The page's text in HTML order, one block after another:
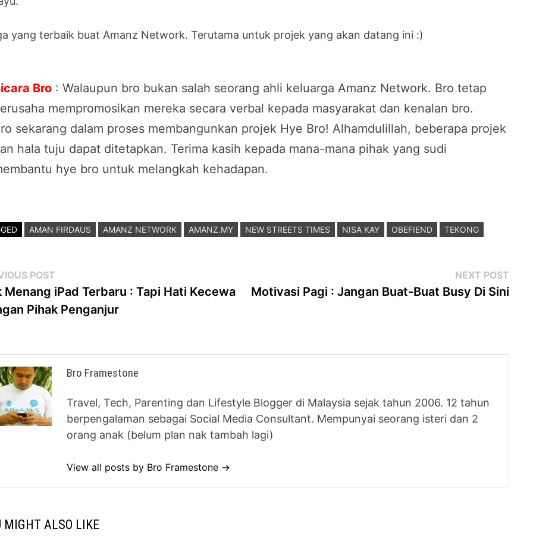
yang terbaik buat Amanz Network. Terutama untuk projek yang akan datang ini :)
Bro : Walaupun bro bukan salah seorang ahli keluarga Amanz Network. Bro tetap
mempromosikan mereka secara verbal kepada masyarakat dan kenalan bro.
sekarang dalam proses membangunkan projek Hye Bro! Alhamdulillah, beberapa projek
hala tuju dapat ditetapkan. Terima kasih kepada mana-mana pihak yang sudi
hye bro untuk melangkah kehadapan.
AMAN FIRDAUS AMANZ NETWORK AMANZ.MY NEW STREETS TIMES NISA KAY OBEFIEND TEKONG
POST
post:
Menang iPad Terbaru : Tapi Hati Kecewa
Pihak Penganjur
NEXT POSTNext
Motivasi Pagi : Jangan Buat-Buat Busy Di Sini
Bro Framestone
Travel, Tech, Parenting dan Lifestyle Blogger di Malaysia sejak tahun 2006. 12 tahun
berpengalaman sebagai Social Media Consultant. Mempunyai seorang isteri dan 2
orang anak (belum plan nak tambah lagi)
View all posts by Bro Framestone →
MIGHT ALSO LIKE